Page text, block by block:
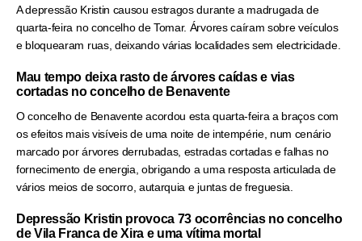
A depressão Kristin causou estragos durante a madrugada de
quarta-feira no concelho de Tomar. Árvores caíram sobre veículos
e bloquearam ruas, deixando várias localidades sem electricidade.
Mau tempo deixa rasto de árvores caídas e vias
cortadas no concelho de Benavente
O concelho de Benavente acordou esta quarta-feira a braços com
os efeitos mais visíveis de uma noite de intempérie, num cenário
marcado por árvores derrubadas, estradas cortadas e falhas no
fornecimento de energia, obrigando a uma resposta articulada de
vários meios de socorro, autarquia e juntas de freguesia.
Depressão Kristin provoca 73 ocorrências no concelho
de Vila Franca de Xira e uma vítima mortal